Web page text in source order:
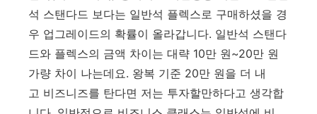
석 스탠다드 보다는 일반석 플렉스로 구매하셨을 경
우 업그레이드의 확률이 올라갑니다. 일반석 스탠다
드와 플렉스의 금액 차이는 대략 10만 원~20만 원
가량 차이 나는데요. 왕복 기준 20만 원을 더 내
고 비즈니즈를 탄다면 저는 투자할만하다고 생각합